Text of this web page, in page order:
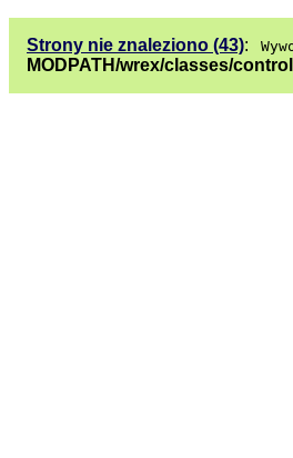
Strony nie znaleziono (43):
MODPATH/wrex/classes/